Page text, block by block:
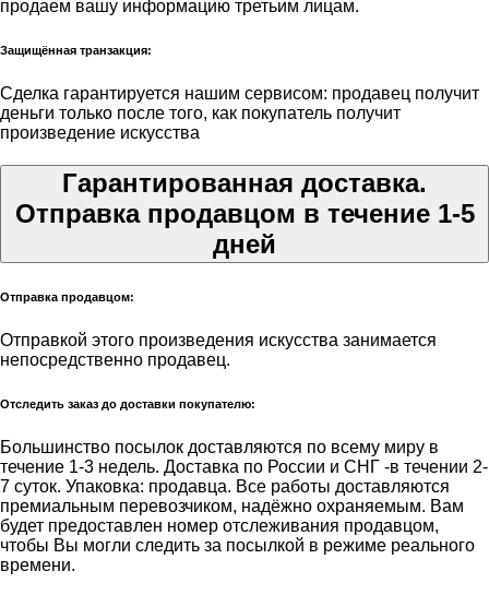
продаем вашу информацию третьим лицам.
Защищённая транзакция:
Сделка гарантируется нашим сервисом: продавец получит
деньги только после того, как покупатель получит
произведение искусства
Гарантированная доставка.
Отправка продавцом в течение 1-5
дней
Отправка продавцом:
Отправкой этого произведения искусства занимается
непосредственно продавец.
Отследить заказ до доставки покупателю:
Большинство посылок доставляются по всему миру в
течение 1-3 недель. Доставка по России и СНГ -в течении 2-
7 суток. Упаковка: продавца. Все работы доставляются
премиальным перевозчиком, надёжно охраняемым. Вам
будет предоставлен номер отслеживания продавцом,
чтобы Вы могли следить за посылкой в режиме реального
времени.